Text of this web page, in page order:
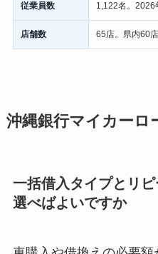
従業員数 1,122名。2026
店舗数 65店。県内60
沖縄銀行マイカーロ
一括借入タイプとリ
選べばよいですか